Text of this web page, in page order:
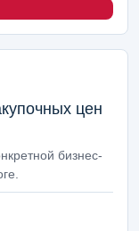
цен
бизнес-